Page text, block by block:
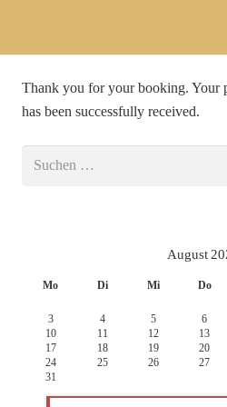
Thank you for your booking. Your
has been successfully received.
August
Mo Di Mi Do
3
4 5 6
10
11 12 13
17
18 19 20
24
25 26 27
31